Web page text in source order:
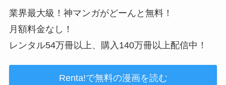
業界最大級！神マンガがどーんと無料！
月額料金なし！
レンタル54万冊以上、購入140万冊以上配信中！
Renta!で無料の漫画を読む